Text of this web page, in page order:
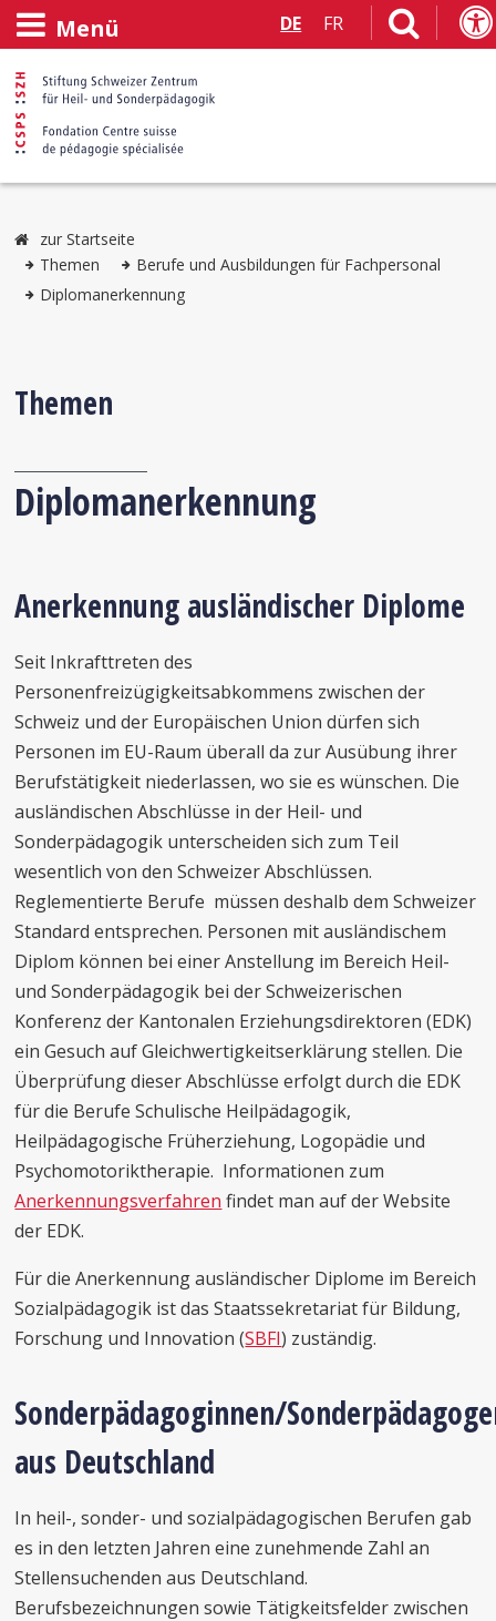
Menü DE FR
zur Startseite
Themen
Berufe und Ausbildungen für Fachpersonal
Diplomanerkennung
Themen
Diplomanerkennung
Anerkennung ausländischer Diplome
Seit Inkrafttreten des
Personenfreizügigkeitsabkommens zwischen der
Schweiz und der Europäischen Union dürfen sich
Personen im EU-Raum überall da zur Ausübung ihrer
Berufstätigkeit niederlassen, wo sie es wünschen. Die
ausländischen Abschlüsse in der Heil- und
Sonderpädagogik unterscheiden sich zum Teil
wesentlich von den Schweizer Abschlüssen.
Reglementierte Berufe müssen deshalb dem Schweizer
Standard entsprechen. Personen mit ausländischem
Diplom können bei einer Anstellung im Bereich Heil-
und Sonderpädagogik bei der Schweizerischen
Konferenz der Kantonalen Erziehungsdirektoren (EDK)
ein Gesuch auf Gleichwertigkeitserklärung stellen. Die
Überprüfung dieser Abschlüsse erfolgt durch die EDK
für die Berufe Schulische Heilpädagogik,
Heilpädagogische Früherziehung, Logopädie und
Psychomotoriktherapie. Informationen zum
Anerkennungsverfahren findet man auf der Website
der EDK.
Für die Anerkennung ausländischer Diplome im Bereich
Sozialpädagogik ist das Staatssekretariat für Bildung,
Forschung und Innovation (SBFI) zuständig.
Sonderpädagoginnen/
aus Deutschland
In heil-, sonder- und sozialpädagogischen Berufen gab
es in den letzten Jahren eine zunehmende Zahl an
Stellensuchenden aus Deutschland.
Berufsbezeichnungen sowie Tätigkeitsfelder zwischen